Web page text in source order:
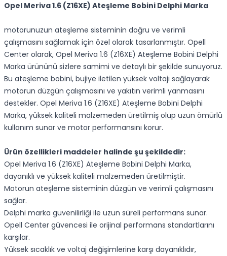
Opel Meriva 1.6 (Z16XE) Ateşleme Bobini Delphi Marka
motorunuzun ateşleme sisteminin doğru ve verimli
çalışmasını sağlamak için özel olarak tasarlanmıştır. Opell
Center olarak, Opel Meriva 1.6 (Z16XE) Ateşleme Bobini Delphi
Marka ürününü sizlere samimi ve detaylı bir şekilde sunuyoruz.
Bu ateşleme bobini, bujiye iletilen yüksek voltajı sağlayarak
motorun düzgün çalışmasını ve yakıtın verimli yanmasını
destekler. Opel Meriva 1.6 (Z16XE) Ateşleme Bobini Delphi
Marka, yüksek kaliteli malzemeden üretilmiş olup uzun ömürlü
kullanım sunar ve motor performansını korur.
Ürün özellikleri maddeler halinde şu şekildedir:
Opel Meriva 1.6 (Z16XE) Ateşleme Bobini Delphi Marka,
dayanıklı ve yüksek kaliteli malzemeden üretilmiştir.
Motorun ateşleme sisteminin düzgün ve verimli çalışmasını
sağlar.
Delphi marka güvenilirliği ile uzun süreli performans sunar.
Opell Center güvencesi ile orijinal performans standartlarını
karşılar.
Yüksek sıcaklık ve voltaj değişimlerine karşı dayanıklıdır,